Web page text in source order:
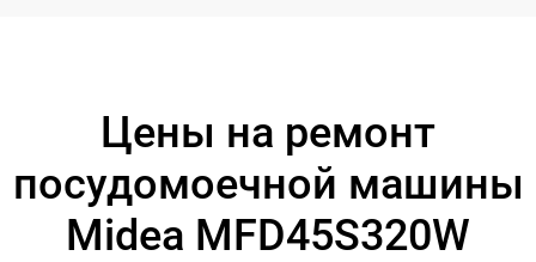
Цены на ремонт
посудомоечной машины
Midea MFD45S320W